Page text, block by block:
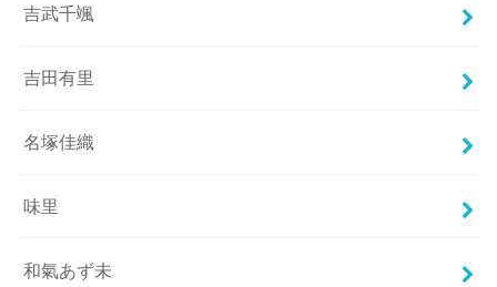
吉武千颯
吉田有里
名塚佳織
味里
和氣あず未